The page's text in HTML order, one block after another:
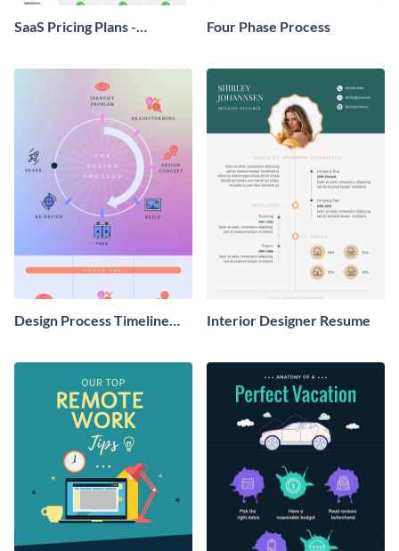
SaaS Pricing Plans -
Four Phase Process
Design Process Timeline
Interior Designer Resume